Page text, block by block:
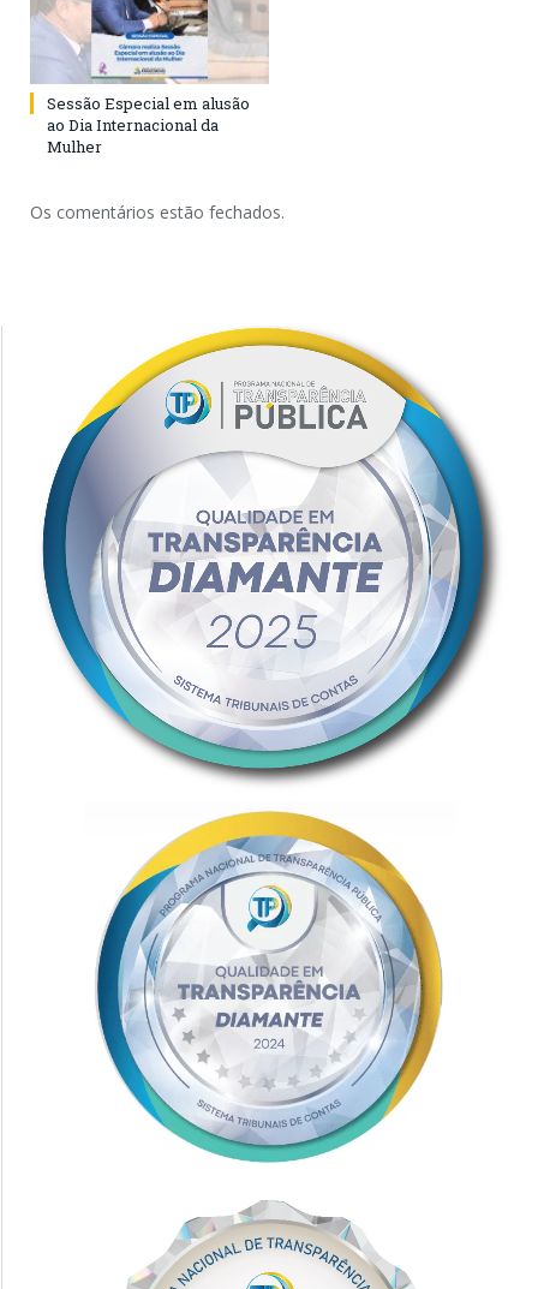
Sessão Especial em alusão
ao Dia Internacional da
Mulher
Os comentários estão fechados.